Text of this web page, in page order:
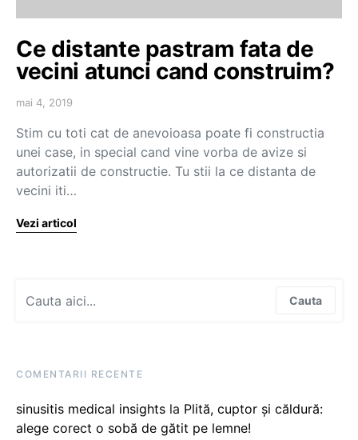
Ce distante pastram fata de
vecini atunci cand construim?
mai 4, 2019
Stim cu toti cat de anevoioasa poate fi constructia
unei case, in special cand vine vorba de avize si
autorizatii de constructie. Tu stii la ce distanta de
vecini iti…
Vezi articol
Cauta
COMENTARII RECENTE
sinusitis medical insights la Plită, cuptor și căldură:
alege corect o sobă de gătit pe lemne!